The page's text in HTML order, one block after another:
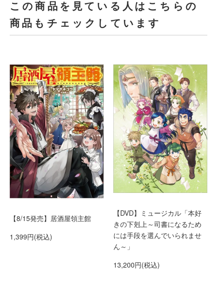
この商品を見ている人はこちらの
商品もチェックしています
【8/15発売】居酒屋領主館
1,399円(税込)
【DVD】ミュージカル「本好
きの下剋上～司書になるため
には手段を選んでいられませ
ん～」
13,200円(税込)